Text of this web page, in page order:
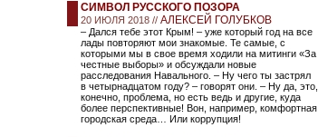
СИМВОЛ РУССКОГО ПОЗОРА
20 ИЮЛЯ 2018 // АЛЕКСЕЙ ГОЛУБКОВ
– Дался тебе этот Крым! – уже который год на все
лады повторяют мои знакомые. Те самые, с
которыми мы в свое время ходили на митинги «За
честные выборы» и обсуждали новые
расследования Навального. – Ну чего ты застрял
в четырнадцатом году? – говорят они. – Ну да, это,
конечно, проблема, но есть ведь и другие, куда
более перспективные! Вон, например, комфортная
городская среда… Или коррупция!